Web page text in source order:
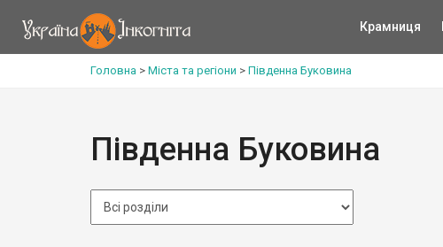
Крамниця
Головна > Міста та регіони > Південна Буковина
Південна Буковина